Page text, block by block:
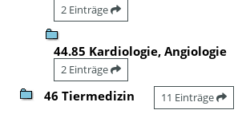
2 Einträge
44.85 Kardiologie, Angiologie
2 Einträge
46 Tiermedizin 11 Einträge